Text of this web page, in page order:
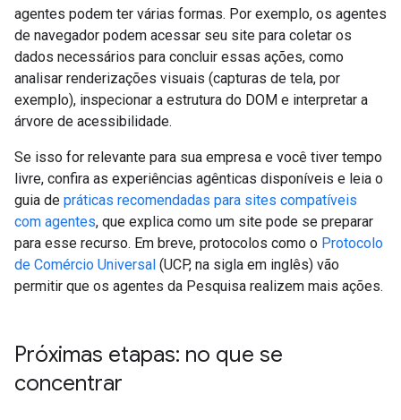
agentes podem ter várias formas. Por exemplo, os agentes
de navegador podem acessar seu site para coletar os
dados necessários para concluir essas ações, como
analisar renderizações visuais (capturas de tela, por
exemplo), inspecionar a estrutura do DOM e interpretar a
árvore de acessibilidade.
Se isso for relevante para sua empresa e você tiver tempo
livre, confira as experiências agênticas disponíveis e leia o
guia de práticas recomendadas para sites compatíveis
com agentes, que explica como um site pode se preparar
para esse recurso. Em breve, protocolos como o Protocolo
de Comércio Universal (UCP, na sigla em inglês) vão
permitir que os agentes da Pesquisa realizem mais ações.
Próximas etapas: no que se
concentrar